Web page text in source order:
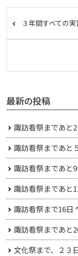
３年間すべての
最新の投稿
諏訪看祭まであと2
諏訪看祭まであと
諏訪看祭まであと
諏訪看祭まであと
諏訪看祭まで16日
諏訪看祭まであと
文化祭まで、２３